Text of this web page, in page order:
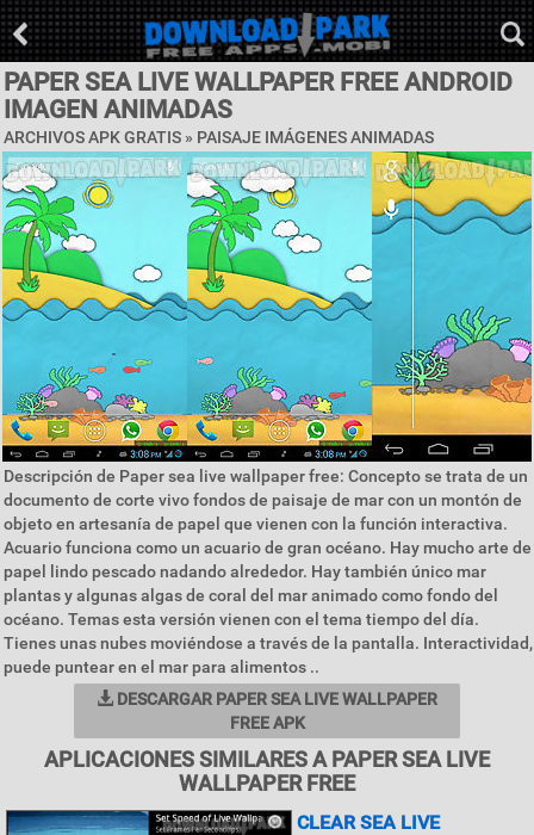
PAPER SEA LIVE WALLPAPER FREE ANDROID
IMAGEN ANIMADAS
ARCHIVOS APK GRATIS » PAISAJE IMÁGENES ANIMADAS
Descripción de Paper sea live wallpaper free: Concepto se trata de un
documento de corte vivo fondos de paisaje de mar con un montón de
objeto en artesanía de papel que vienen con la función interactiva.
Acuario funciona como un acuario de gran océano. Hay mucho arte de
papel lindo pescado nadando alrededor. Hay también único mar
plantas y algunas algas de coral del mar animado como fondo del
océano. Temas esta versión vienen con el tema tiempo del día.
Tienes unas nubes moviéndose a través de la pantalla. Interactividad,
puede puntear en el mar para alimentos ..
DESCARGAR PAPER SEA LIVE WALLPAPER
FREE APK
APLICACIONES SIMILARES A PAPER SEA LIVE
WALLPAPER FREE
CLEAR SEA LIVE